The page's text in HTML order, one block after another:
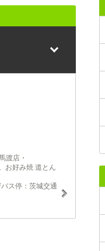
渡店・
お好み焼 道とん
ス停：茨城交通